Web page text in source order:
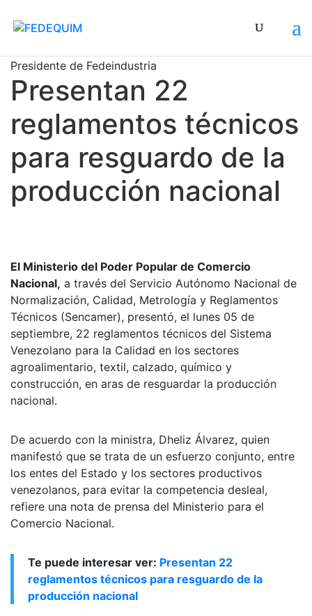
Presidente de Fedeindustria
Presentan 22
reglamentos técnicos
para resguardo de la
producción nacional
El Ministerio del Poder Popular de Comercio
Nacional, a través del Servicio Autónomo Nacional de
Normalización, Calidad, Metrología y Reglamentos
Técnicos (Sencamer), presentó, el lunes 05 de
septiembre, 22 reglamentos técnicos del Sistema
Venezolano para la Calidad en los sectores
agroalimentario, textil, calzado, químico y
construcción, en aras de resguardar la producción
nacional.
De acuerdo con la ministra, Dheliz Álvarez, quien
manifestó que se trata de un esfuerzo conjunto, entre
los entes del Estado y los sectores productivos
venezolanos, para evitar la competencia desleal,
refiere una nota de prensa del Ministerio para el
Comercio Nacional.
Te puede interesar ver: Presentan 22
reglamentos técnicos para resguardo de la
producción nacional